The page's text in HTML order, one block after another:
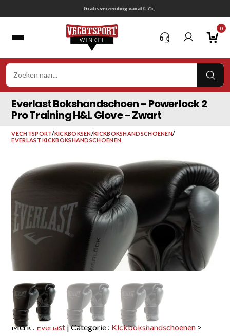
naar
Gratis verzending vanaf € 75,-
0
Everlast Bokshandschoen – Powerlock 2
Pro Training H&L Glove – Zwart
VECHTSPORT/KICKBOKSEN/KICKBOKSHANDSCHOENEN/
EVERLAST KICKBOKSHANDSCHOENEN
Merk : Everlast | Categorie : Kickbokshandschoenen >